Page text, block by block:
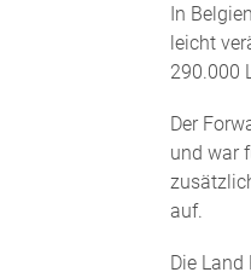
In
leicht
290.000
Der
und war
auf.
Die